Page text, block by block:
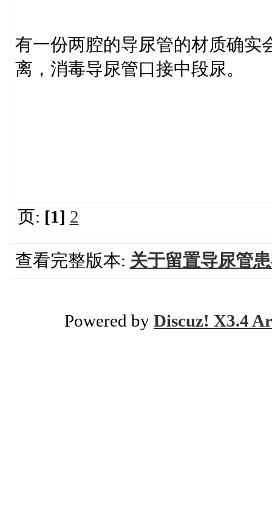
有一份两腔的导尿管的材质确实
离，消毒导尿管口接中段尿。
页: [1] 2
查看完整版本: 关于留置导尿管
Powered by Discuz! X3.4